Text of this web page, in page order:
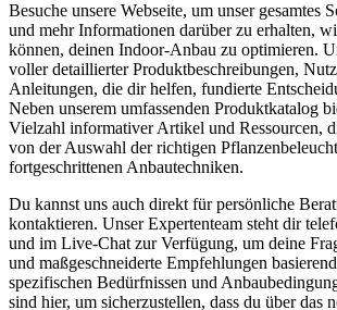
Besuche unsere Webseite, um unser gesamtes
und mehr Informationen darüber zu erhalten,
können, deinen Indoor-Anbau zu optimieren.
voller detaillierter Produktbeschreibungen,
Anleitungen, die dir helfen, fundierte
Neben unserem umfassenden Produktkatalog
Vielzahl informativer Artikel und Ressourcen,
von der Auswahl der richtigen
fortgeschrittenen Anbautechniken.
Du kannst uns auch direkt für persönliche
kontaktieren. Unser Expertenteam steht dir
und im Live-Chat zur Verfügung, um deine
und maßgeschneiderte Empfehlungen
spezifischen Bedürfnissen und
sind hier, um sicherzustellen, dass du über das